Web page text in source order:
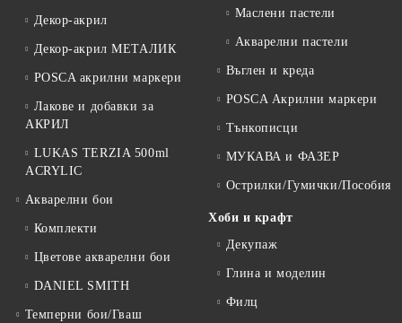
Декор-акрил
Декор-акрил МЕТАЛИК
POSCA акрилни маркери
Лакове и добавки за
АКРИЛ
LUKAS TERZIA 500ml
ACRYLIC
Акварелни бои
Комплекти
Цветове акварелни бои
DANIEL SMITH
Темперни бои/Гваш
Маслени пастели
Акварелни пастели
Въглен и креда
POSCA Акрилни маркери
Тънкописци
МУКАВА и ФАЗЕР
Острилки/Гумички/Пособия
Хоби и крафт
Декупаж
Глина и моделин
Филц